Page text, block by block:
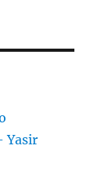
Yasir